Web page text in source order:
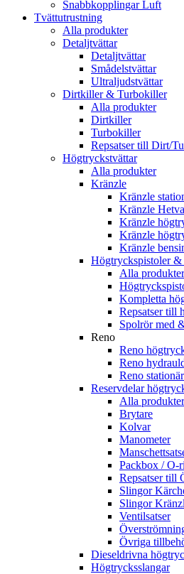
Snabbkopplingar Luft
Tvättutrustning
Alla produkter
Detaljtvättar
Detaljtvättar
Smådelstvättar
Ultraljudstvättar
Dirtkiller & Turbokiller
Alla produkter
Dirtkiller
Turbokiller
Repsatser till Dirt/
Högtryckstvättar
Alla produkter
Kränzle
Kränzle
Kränzle
Kränzle
Kränzle
Kränzle
Högtryckspistoler &
Alla produkter
Kompletta
Repsatser till
Spolrör med
Reno
Reno
Reno
Reno
Reservdelar
Alla produkter
Brytare
Kolvar
Manometer
Packbox / O-
Repsatser till
Slingor
Slingor
Ventilsatser
Övriga
Dieseldrivna
Högtrycksslangar